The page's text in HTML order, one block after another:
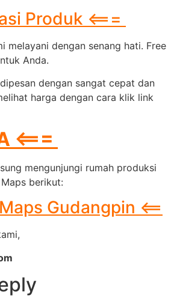
Produk <===
melayani dengan senang hati. Free
Anda.
dengan sangat cepat dan
harga dengan cara klik link
<===
mengunjungi rumah produksi
berikut:
Gudangpin <==